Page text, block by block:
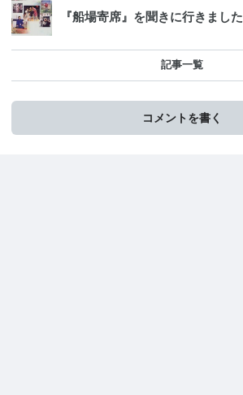
『船場寄席』を聞きに行きました
記事一覧
コメントを書く